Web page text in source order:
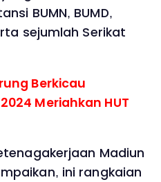
BUMN, BUMD,
sejumlah Serikat
Berkicau
Meriahkan HUT
Madiun
ini rangkaian